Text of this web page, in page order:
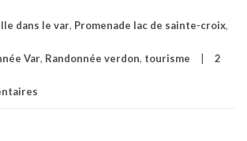
dans le var, Promenade lac de sainte-croix,
Var, Randonnée verdon, tourisme 2